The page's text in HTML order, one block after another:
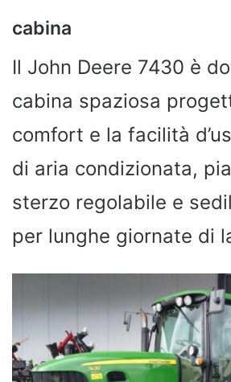
cabina
Il John Deere 7430 è
cabina spaziosa
comfort e la facilità
di aria condizionata,
sterzo regolabile e
per lunghe giornate di